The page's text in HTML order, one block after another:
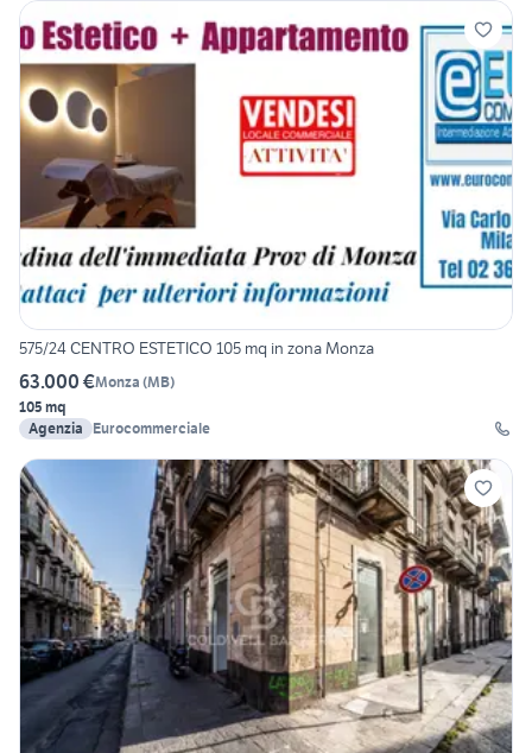
575/24 CENTRO ESTETICO 105 mq in zona Monza
63.000 €Monza (MB)
105 mq
Agenzia
Eurocommerciale